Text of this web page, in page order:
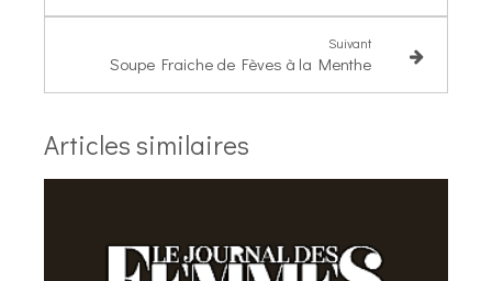
Suivant
Soupe Fraiche de Fèves à la Menthe
Articles similaires